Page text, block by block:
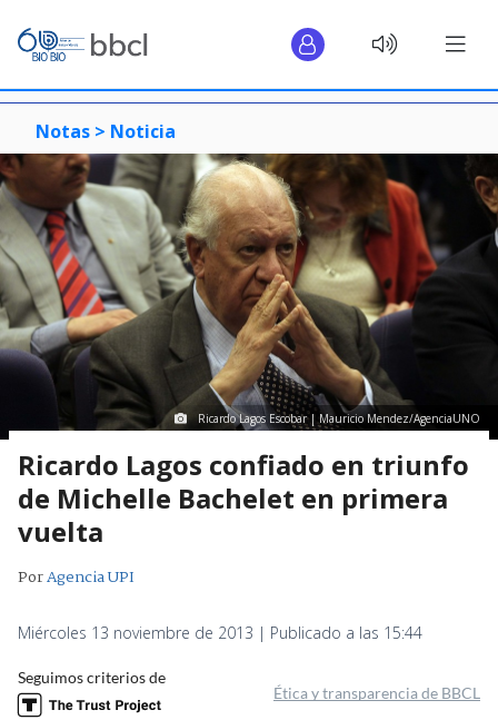
Notas > Noticia
Ricardo Lagos Escobar | Mauricio Mendez/AgenciaUNO
Ricardo Lagos confiado en triunfo
de Michelle Bachelet en primera
vuelta
PorAgencia UPI
Miércoles 13 noviembre de 2013 | Publicado a las 15:44
Seguimos criterios de
Ética y transparencia de BBCL